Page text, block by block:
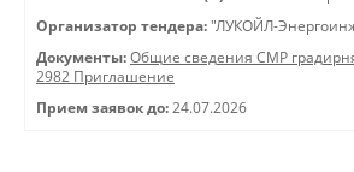
Организатор тендера: "ЛУКОЙЛ-
Документы: Общие сведения СМР
2982 Приглашение
Прием заявок до: 24.07.2026